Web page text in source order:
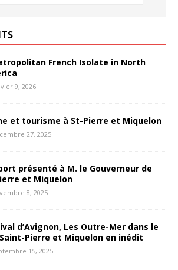
French Isolate in North
9, 2026
et tourisme à St-Pierre et Miquelon
27, 2025
présenté à M. le Gouverneur de
et Miquelon
8, 2025
d’Avignon, Les Outre-Mer dans le
Pierre et Miquelon en inédit
15, 2025